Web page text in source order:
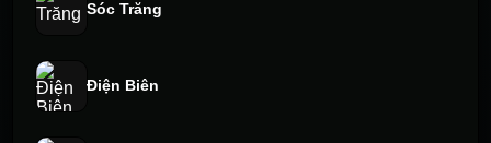
Sóc Trăng
Điện Biên